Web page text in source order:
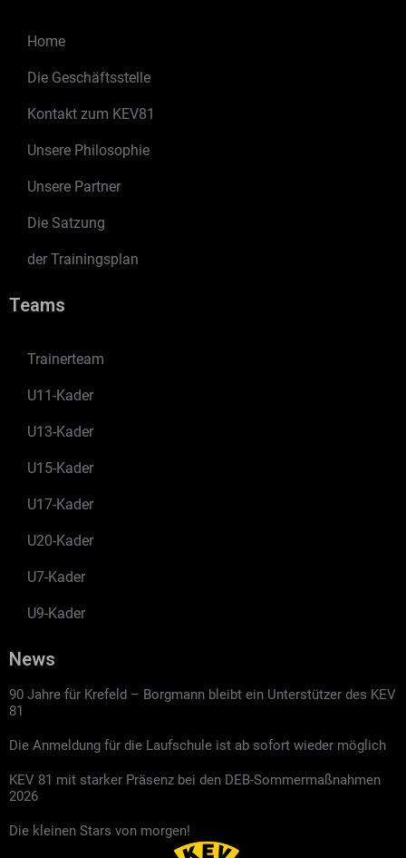
Home
Die Geschäftsstelle
Kontakt zum KEV81
Unsere Philosophie
Unsere Partner
Die Satzung
der Trainingsplan
Teams
Trainerteam
U11-Kader
U13-Kader
U15-Kader
U17-Kader
U20-Kader
U7-Kader
U9-Kader
News
90 Jahre für Krefeld – Borgmann bleibt ein Unterstützer des KEV
81
Die Anmeldung für die Laufschule ist ab sofort wieder möglich
KEV 81 mit starker Präsenz bei den DEB-Sommermaßnahmen
2026
Die kleinen Stars von morgen!